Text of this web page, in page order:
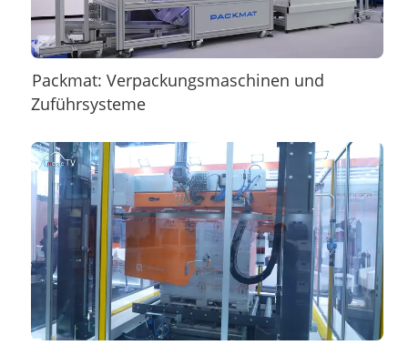
Packmat: Verpackungsmaschinen und
Zuführsysteme